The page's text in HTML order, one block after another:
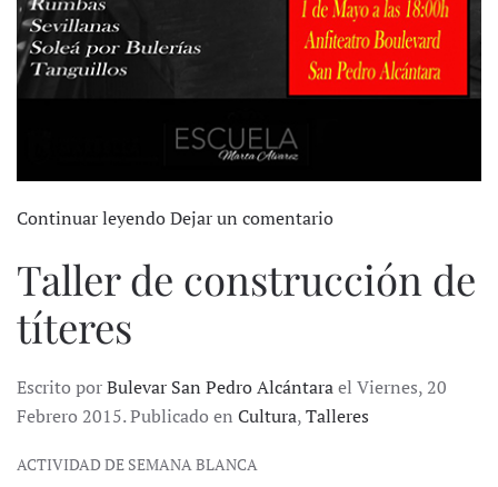
Continuar leyendoDejar un comentario
Taller de construcción de
títeres
Escrito porBulevar San Pedro Alcántarael Viernes, 20
Febrero 2015. Publicado en Cultura,Talleres
ACTIVIDAD DE SEMANA BLANCA